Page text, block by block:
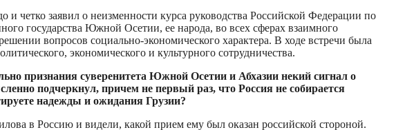
и четко заявил о неизменности курса руководства Российской Федерации по
государства Южной Осетии, ее народа, во всех сферах взаимного
вопросов социально-экономического характера. В ходе встречи была
экономического и культурного сотрудничества.
признания суверенитета Южной Осетии и Абхазии некий сигнал о
подчеркнул, причем не первый раз, что Россия не собирается
надежды и ожидания Грузии?
в Россию и видели, какой прием ему был оказан российской стороной.